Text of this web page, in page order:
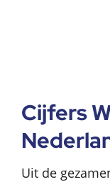
Cijfers
Uit de